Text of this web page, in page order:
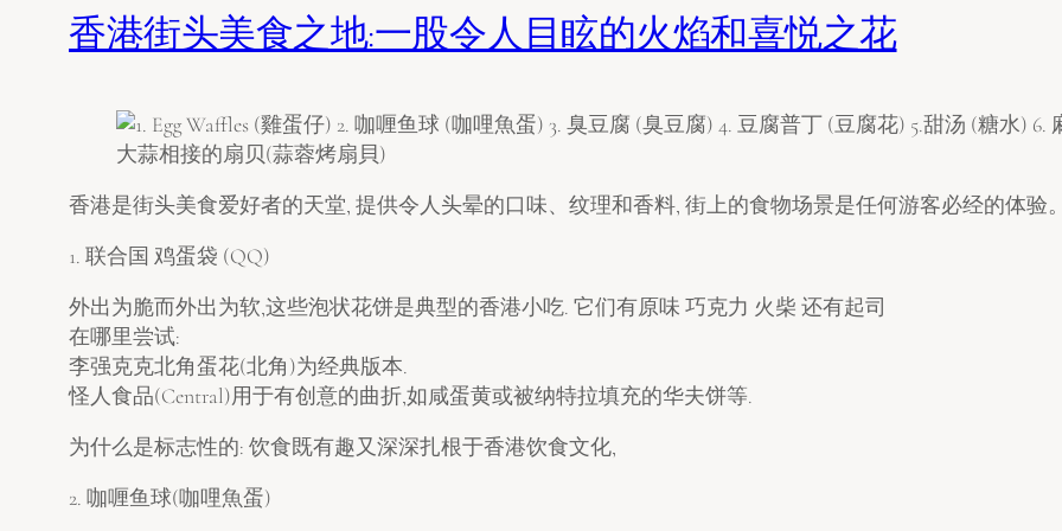
香港街头美食之地:一股令人目眩的火焰和喜悦之花
香港是街头美食爱好者的天堂, 提供令人头晕的口味、纹理和香料, 街上的食物场景是任何游客必经的体验
1. 联合国 鸡蛋袋 (QQ)
外出为脆而外出为软,这些泡状花饼是典型的香港小吃. 它们有原味 巧克力 火柴 还有起司
在哪里尝试:
李强克克北角蛋花(北角)为经典版本.
怪人食品(Central)用于有创意的曲折,如咸蛋黄或被纳特拉填充的华夫饼等.
为什么是标志性的: 饮食既有趣又深深扎根于香港饮食文化,
2. 咖喱鱼球(咖哩魚蛋)